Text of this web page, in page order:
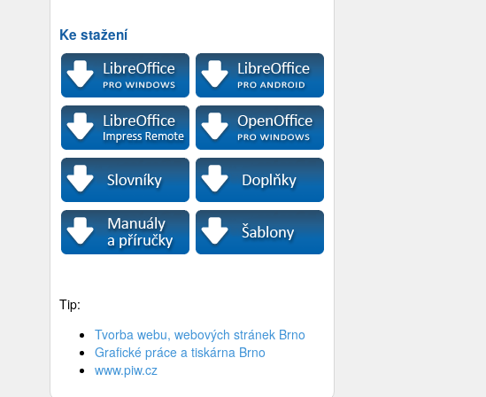
Ke stažení
Tip:
Tvorba webu, webových stránek Brno
Grafické práce a tiskárna Brno
www.piw.cz